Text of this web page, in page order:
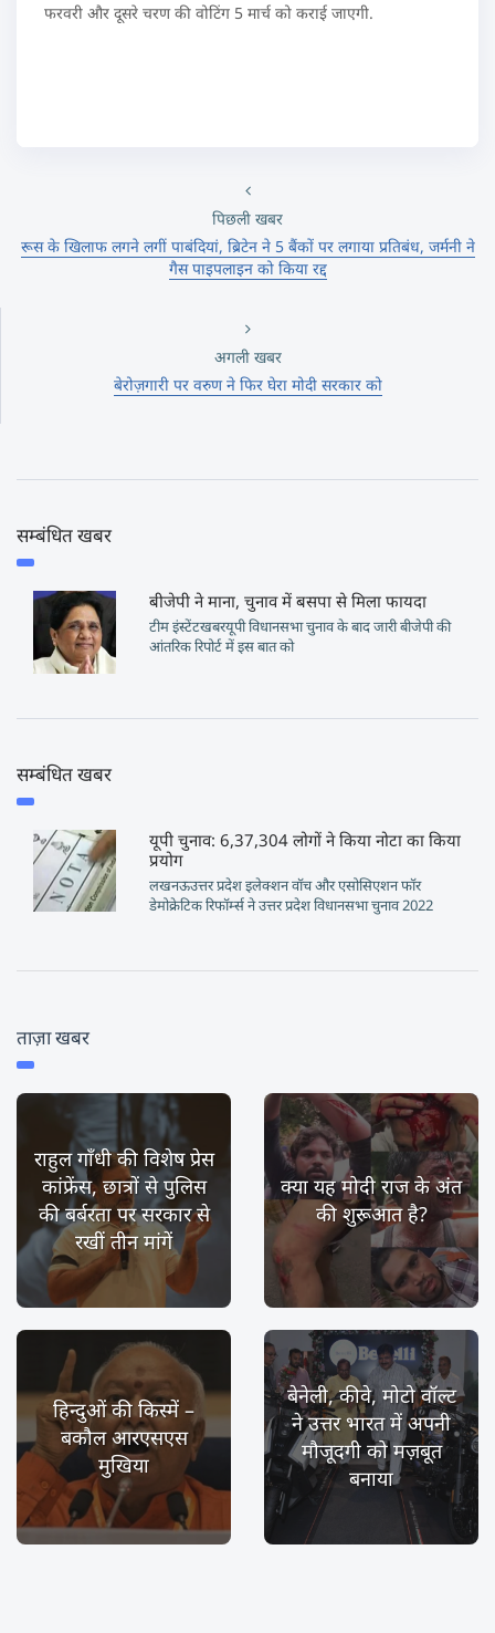
फरवरी और दूसरे चरण की वोटिंग 5 मार्च को कराई जाएगी.
पिछली खबर
रूस के खिलाफ लगने लगीं पाबंदियां, ब्रिटेन ने 5 बैंकों पर लगाया प्रतिबंध, जर्मनी ने
गैस पाइपलाइन को किया रद्द
अगली खबर
बेरोज़गारी पर वरुण ने फिर घेरा मोदी सरकार को
सम्बंधित खबर
बीजेपी ने माना, चुनाव में बसपा से मिला फायदा
टीम इंस्टेंटखबरयूपी विधानसभा चुनाव के बाद जारी बीजेपी की
आंतरिक रिपोर्ट में इस बात को
सम्बंधित खबर
यूपी चुनाव: 6,37,304 लोगों ने किया नोटा का किया
प्रयोग
लखनऊउत्तर प्रदेश इलेक्शन वॉच और एसोसिएशन फॉर
डेमोक्रेटिक रिफॉर्म्स ने उत्तर प्रदेश विधानसभा चुनाव 2022
ताज़ा खबर
राहुल गाँधी की विशेष प्रेस
कांफ्रेंस, छात्रों से पुलिस
की बर्बरता पर सरकार से
रखीं तीन मांगें
क्या यह मोदी राज के अंत
की शुरूआत है?
हिन्दुओं की किस्में –
बकौल आरएसएस
मुखिया
बेनेली, कीवे, मोटो वॉल्ट
ने उत्तर भारत में अपनी
मौजूदगी को मज़बूत
बनाया